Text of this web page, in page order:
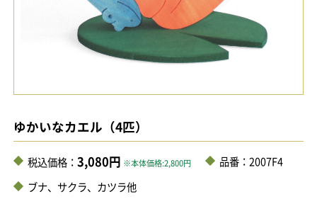
ゆかいなカエル（4匹）
税込価格： 3,080円 ※本体価格:2,800円
品番：2007F4
ブナ、サクラ、カツラ他